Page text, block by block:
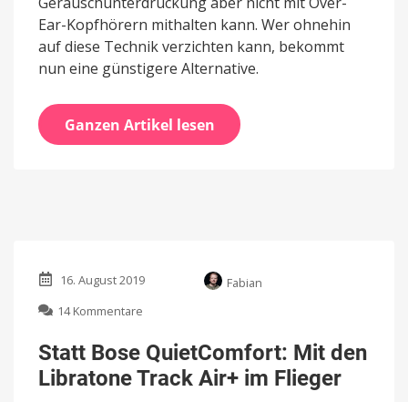
Ear-Kopfhörern mithalten kann. Wer ohnehin
auf diese Technik verzichten kann, bekommt
nun eine günstigere Alternative.
Ganzen Artikel lesen
16. August 2019
Fabian
14 Kommentare
Bose
QuietComfort:
Mit
Statt Bose QuietComfort: Mit den
Libratone Track Air+ im Flieger